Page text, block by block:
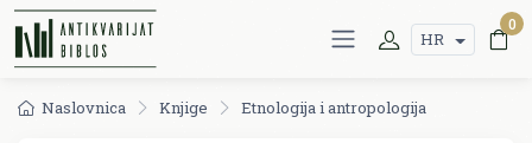
HR
0
Naslovnica Knjige Etnologija i antropologija